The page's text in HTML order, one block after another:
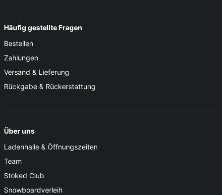
Häufig gestellte Fragen
Bestellen
Zahlungen
Versand & Lieferung
Rückgabe & Rückerstattung
Über uns
Ladenhalle & Öffnungszeiten
Team
Stoked Club
Snowboardverleih